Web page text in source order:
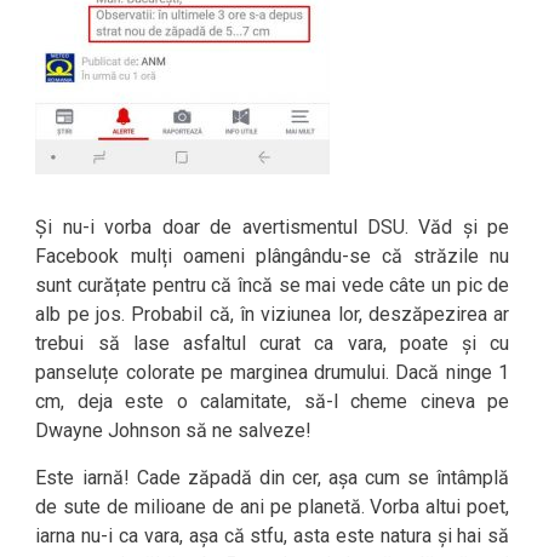
Și nu-i vorba doar de avertismentul DSU. Văd și pe
Facebook mulți oameni plângându-se că străzile nu
sunt curățate pentru că încă se mai vede câte un pic de
alb pe jos. Probabil că, în viziunea lor, deszăpezirea ar
trebui să lase asfaltul curat ca vara, poate și cu
panseluțe colorate pe marginea drumului. Dacă ninge 1
cm, deja este o calamitate, să-l cheme cineva pe
Dwayne Johnson să ne salveze!
Este iarnă! Cade zăpadă din cer, așa cum se întâmplă
de sute de milioane de ani pe planetă. Vorba altui poet,
iarna nu-i ca vara, așa că stfu, asta este natura și hai să